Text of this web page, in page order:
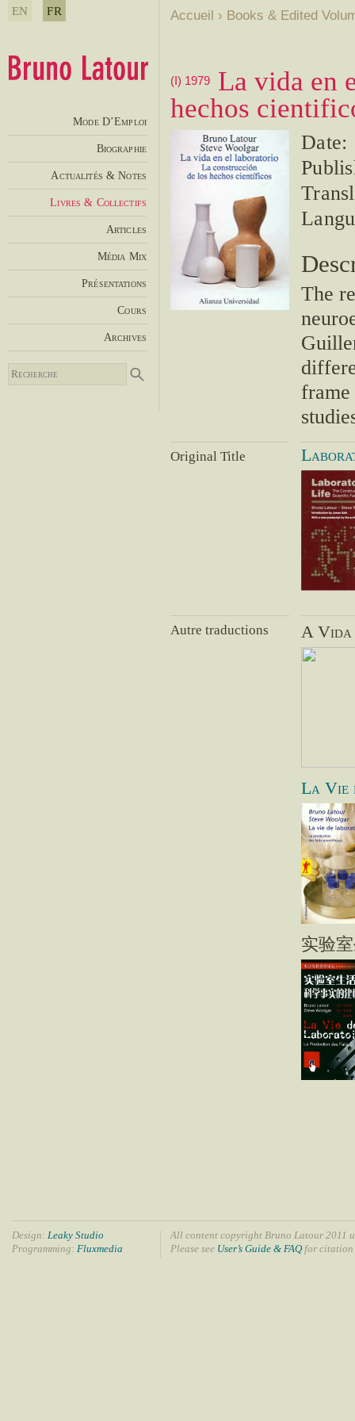
Accueil › Books & Edited
(I) 1979
La vida en
hechos
Date:
The
Original Title
Autre traductions A Vida
La Vie
实验
EN FR
Mode D’Emploi
Biographie
Actualités & Notes
Livres & Collectifs
Articles
Média Mix
Présentations
Cours
Archives
Design: Leaky Studio
Programming: Fluxmedia
All content copyright Bruno Latour 2011
Please see User’s Guide & FAQfor citation